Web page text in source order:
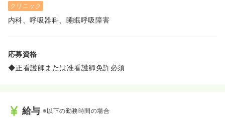
クリニック
内科、呼吸器科、睡眠呼吸障害
応募資格
◆正看護師または准看護師免許必須
給与 ※以下の勤務時間の場合